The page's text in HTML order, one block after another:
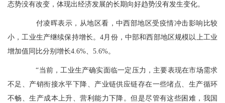
态势没有改变，体现出经济发展的长期向好趋势没有发生变化。
付凌晖表示，从地区看，中西部地区受疫情冲击影响比较
小，工业生产继续保持增长。4月份，中部和西部地区规模以上工业
增加值同比分别增长4.6%、5.6%。
“当前，工业生产确实面临一定压力，主要表现在市场需求
不足、产销衔接水平下降、产业链供应链存在一些堵点、生产循环
不畅、生产成本上升、营利能力下降。但是尽管有这些困难，我国